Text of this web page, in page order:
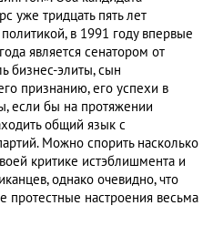
уже тридцать пять лет
в 1991 году впервые
является сенатором от
бизнес-элиты, сын
признанию, его успехи в
если бы на протяжении
общий язык с
Можно спорить насколько
критике истэблишмента и
однако очевидно, что
настроения весьма